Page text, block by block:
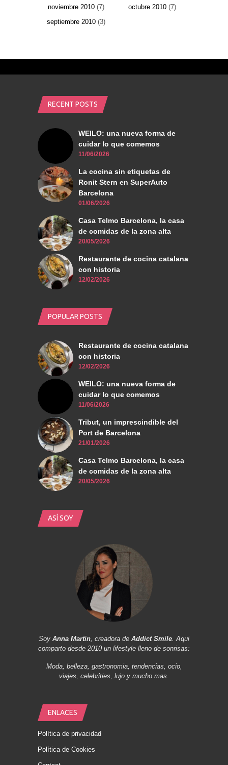
noviembre 2010(7) octubre 2010 (7)
septiembre 2010(3)
RECENT POSTS
WEILO: una nueva forma de
cuidar lo que comemos
11/06/2026
La cocina sin etiquetas de
Ronit Stern en SuperAuto
Barcelona
01/06/2026
Casa Telmo Barcelona, la casa
de comidas de la zona alta
20/05/2026
Restaurante de cocina catalana
con historia
12/02/2026
POPULAR POSTS
Restaurante de cocina catalana
con historia
12/02/2026
WEILO: una nueva forma de
cuidar lo que comemos
11/06/2026
Tribut, un imprescindible del
Port de Barcelona
21/01/2026
Casa Telmo Barcelona, la casa
de comidas de la zona alta
20/05/2026
ASÍ SOY
Soy Anna Martin, creadora de Addict Smile. Aqui
comparto desde 2010 un lifestyle lleno de sonrisas:
Moda, belleza, gastronomia, tendencias, ocio,
viajes, celebrities, lujo y mucho mas.
ENLACES
Política de privacidad
Política de Cookies